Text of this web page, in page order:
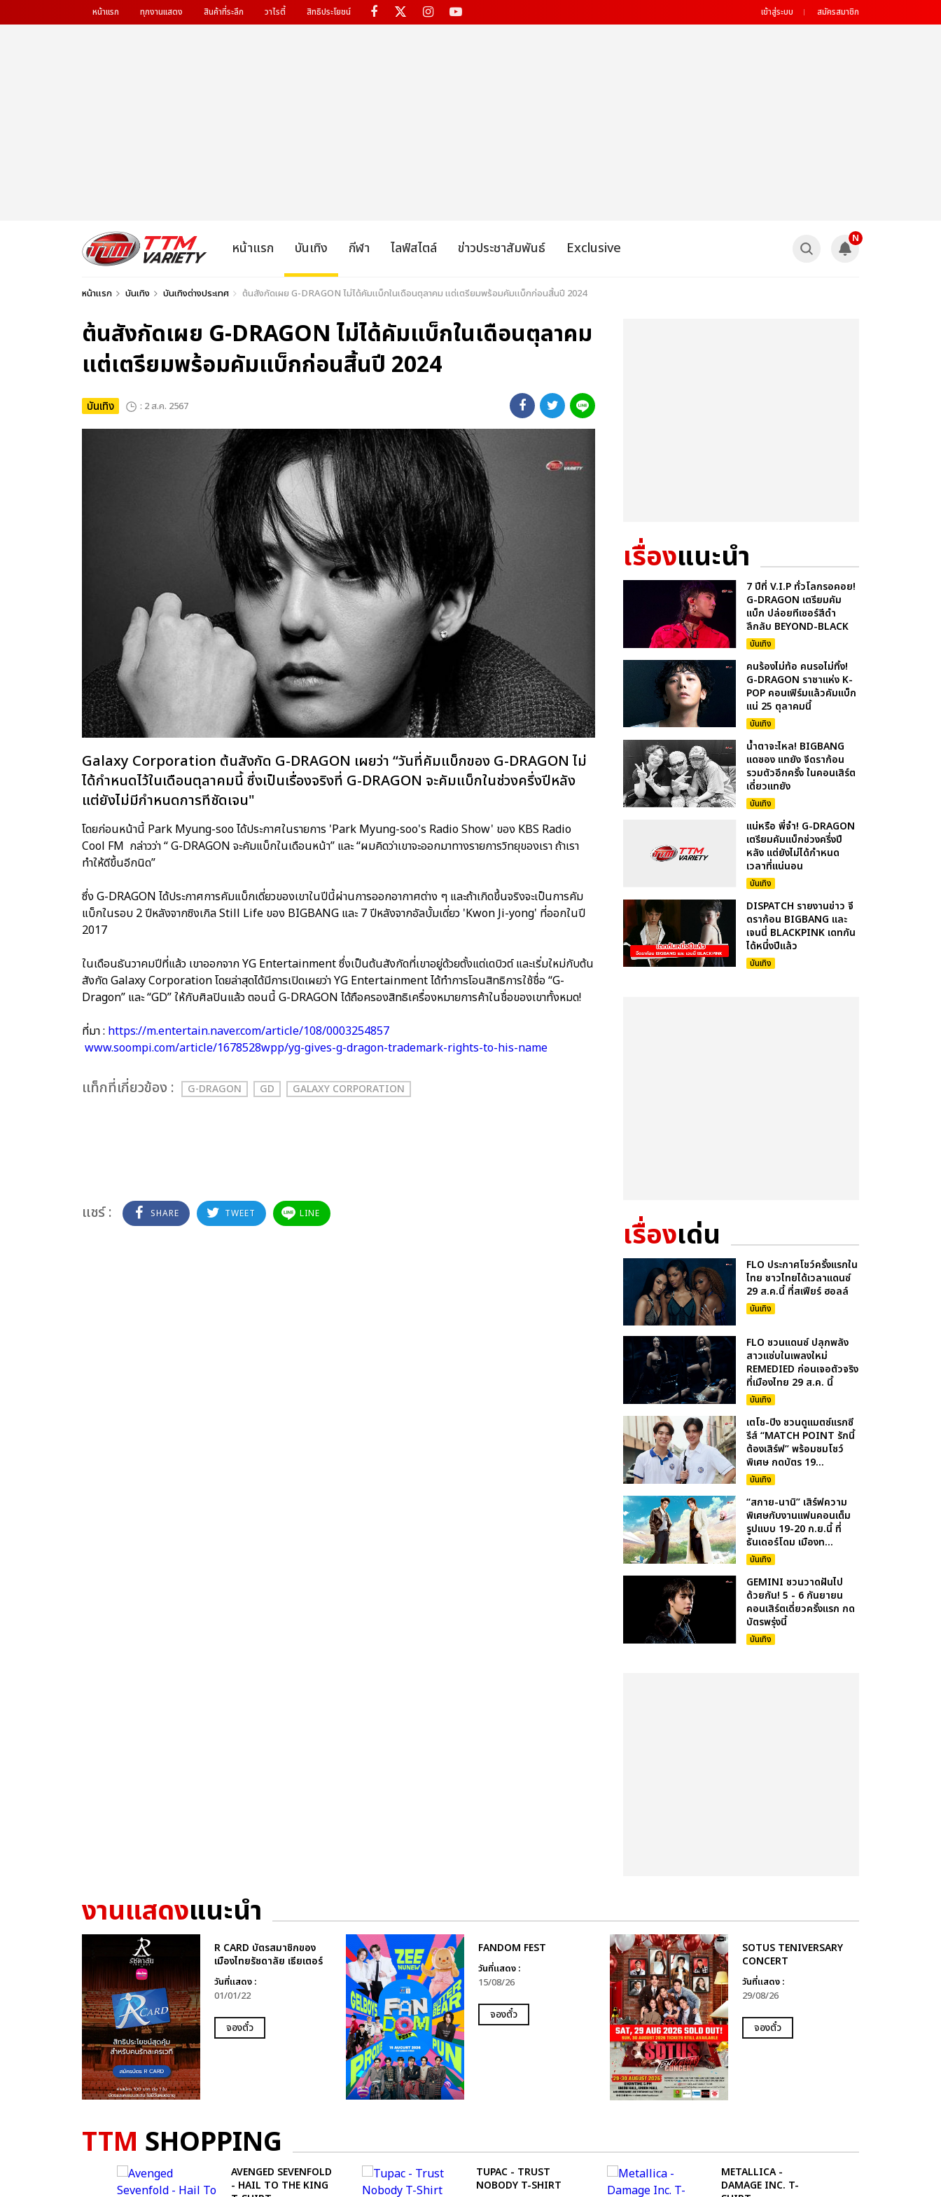
หน้าแรก ทุกงานแสดง สินค้าที่ระลึก วาไรตี้ สิทธิประโยชน์ เข้าสู่ระบบ สมัครสมาชิก
หน้าแรก บันเทิง กีฬา ไลฟ์สไตล์ ข่าวประชาสัมพันธ์ Exclusive
N
หน้าแรก บันเทิง บันเทิงต่างประเทศ ต้นสังกัดเผย G-DRAGON ไม่ได้คัมแบ็กในเดือนตุลาคม แต่เตรียมพร้อมคัมแบ็กก่อนสิ้นปี 2024
ต้นสังกัดเผย G-DRAGON ไม่ได้คัมแบ็กในเดือนตุลาคม
แต่เตรียมพร้อมคัมแบ็กก่อนสิ้นปี 2024
บันเทิง : 2 ส.ค. 2567
Galaxy Corporation ต้นสังกัด G-DRAGON เผยว่า “วันที่คัมแบ็กของ G-DRAGON ไม่
ได้กำหนดไว้ในเดือนตุลาคมนี้ ซึ่งเป็นเรื่องจริงที่ G-DRAGON จะคัมแบ็กในช่วงครึ่งปีหลัง
แต่ยังไม่มีกำหนดการทีชัดเจน"
โดยก่อนหน้านี้ Park Myung-soo ได้ประกาศในรายการ 'Park Myung-soo's Radio Show' ของ KBS Radio
Cool FM กล่าวว่า “ G-DRAGON จะคัมแบ็กในเดือนหน้า” และ “ผมคิดว่าเขาจะออกมาทางรายการวิทยุของเรา ถ้าเรา
ทำให้ดีขึ้นอีกนิด”
ซึ่ง G-DRAGON ได้ประกาศการคัมแบ็กเดี่ยวของเขาในปีนี้ผ่านการออกอากาศต่าง ๆ และถ้าเกิดขึ้นจริงจะเป็นการคัม
แบ็กในรอบ 2 ปีหลังจากซิงเกิล Still Life ของ BIGBANG และ 7 ปีหลังจากอัลบั้มเดี่ยว 'Kwon Ji-yong' ที่ออกในปี
2017
ในเดือนธันวาคมปีที่แล้ว เขาออกจาก YG Entertainment ซึ่งเป็นต้นสังกัดที่เขาอยู่ด้วยตั้งแต่เดบิวต์ และเริ่มใหม่กับต้น
สังกัด Galaxy Corporation โดยล่าสุดได้มีการเปิดเผยว่า YG Entertainment ได้ทำการโอนสิทธิการใช้ชื่อ “G-
Dragon” และ “GD” ให้กับศิลปินแล้ว ตอนนี้ G-DRAGON ได้ถือครองสิทธิเครื่องหมายการค้าในชื่อของเขาทั้งหมด!
ที่มา : https://m.entertain.naver.com/article/108/0003254857
www.soompi.com/article/1678528wpp/yg-gives-g-dragon-trademark-rights-to-his-name
เเท็กที่เกี่ยวข้อง : G-DRAGON GD GALAXY CORPORATION
แชร์ : SHARE TWEET LINE
เรื่องแนะนำ
7 ปีที่ V.I.P ทั่วโลกรอคอย!
G-DRAGON เตรียมคัม
แบ็ก ปล่อยทีเซอร์สีดำ
ลึกลับ BEYOND-BLACK
บันเทิง
คนร้องไม่ท้อ คนรอไม่ทิ้ง!
G-DRAGON ราชาแห่ง K-
POP คอนเฟิร์มแล้วคัมแบ็ก
แน่ 25 ตุลาคมนี้
บันเทิง
น้ำตาจะไหล! BIGBANG
แดซอง แทยัง จีดราก้อน
รวมตัวอีกครั้ง ในคอนเสิร์ต
เดี่ยวแทยัง
บันเทิง
แน่หรือ พี่จ๋า! G-DRAGON
เตรียมคัมแบ็กช่วงครึ่งปี
หลัง แต่ยังไม่ได้กำหนด
เวลาที่แน่นอน
บันเทิง
DISPATCH รายงานข่าว จี
ดราก้อน BIGBANG และ
เจนนี่ BLACKPINK เดทกัน
ได้หนึ่งปีแล้ว
บันเทิง
เรื่องเด่น
FLO ประกาศโชว์ครั้งแรกใน
ไทย ชาวไทยได้เวลาแดนซ์
29 ส.ค.นี้ ที่สเฟียร์ ฮอลล์
บันเทิง
FLO ชวนแดนซ์ ปลุกพลัง
สาวแซ่บในเพลงใหม่
REMEDIED ก่อนเจอตัวจริง
ที่เมืองไทย 29 ส.ค. นี้
บันเทิง
เตโช-ปิง ชวนดูแมตซ์แรกซี
รีส์ “MATCH POINT รักนี้
ต้องเสิร์ฟ” พร้อมชมโชว์
พิเศษ กดบัตร 19...
บันเทิง
“สกาย-นานิ” เสิร์ฟความ
พิเศษกับงานแฟนคอนเต็ม
รูปแบบ 19-20 ก.ย.นี้ ที่
ธันเดอร์โดม เมืองท...
บันเทิง
GEMINI ชวนวาดฝันไป
ด้วยกัน! 5 - 6 กันยายน
คอนเสิร์ตเดี่ยวครั้งแรก กด
บัตรพรุ่งนี้
บันเทิง
งานแสดงแนะนำ
R CARD บัตรสมาชิกของ
เมืองไทยรัชดาลัย เธียเตอร์
วันที่แสดง :
01/01/22
จองตั๋ว
FANDOM FEST
วันที่แสดง :
15/08/26
จองตั๋ว
SOTUS TENIVERSARY
CONCERT
วันที่แสดง :
29/08/26
จองตั๋ว
TTM SHOPPING
AVENGED SEVENFOLD
- HAIL TO THE KING
TUPAC - TRUST
NOBODY T-SHIRT
METALLICA -
DAMAGE INC. T-